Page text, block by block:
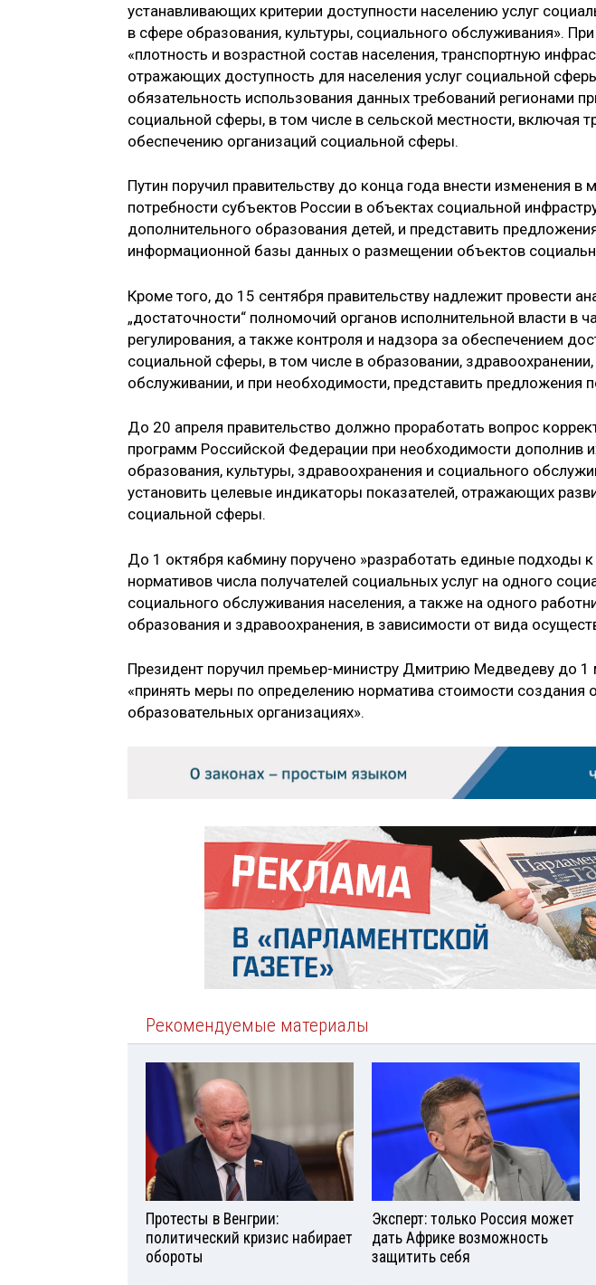
устанавливающих критерии доступности населению услуг
в сфере образования, культуры, социального обслуживания».
«плотность и возрастной состав населения, транспортную
отражающих доступность для населения услуг социальной
обязательность использования данных требований регионами
социальной сферы, в том числе в сельской местности, включая
обеспечению организаций социальной сферы.
Путин поручил правительству до конца года внести изменения в
потребности субъектов России в объектах социальной
дополнительного образования детей, и представить
информационной базы данных о размещении объектов
Кроме того, до 15 сентября правительству надлежит провести
„достаточности“ полномочий органов исполнительной власти в
регулирования, а также контроля и надзора за обеспечением
социальной сферы, в том числе в образовании,
обслуживании, и при необходимости, представить предложения
До 20 апреля правительство должно проработать вопрос
программ Российской Федерации при необходимости дополнив
образования, культуры, здравоохранения и социального
установить целевые индикаторы показателей, отражающих
социальной сферы.
До 1 октября кабмину поручено »разработать единые подходы к
нормативов числа получателей социальных услуг на одного
социального обслуживания населения, а также на одного
образования и здравоохранения, в зависимости от вида
Президент поручил премьер-министру Дмитрию Медведеву до
«принять меры по определению норматива стоимости
образовательных организациях».
Рекомендуемые материалы
Протесты в Венгрии:
политический кризис набирает
обороты
Эксперт: только Россия может
дать Африке возможность
защитить себя